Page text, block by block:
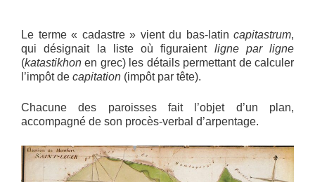
Le terme « cadastre » vient du bas-latin capitastrum,
qui désignait la liste où figuraient ligne par ligne
(katastikhon en grec) les détails permettant de calculer
l’impôt de capitation (impôt par tête).
Chacune des paroisses fait l’objet d’un plan,
accompagné de son procès-verbal d’arpentage.